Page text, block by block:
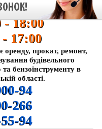
37
оренду, прокат, ремонт,
будівельного
бензоінструменту в
області.
94
266
94